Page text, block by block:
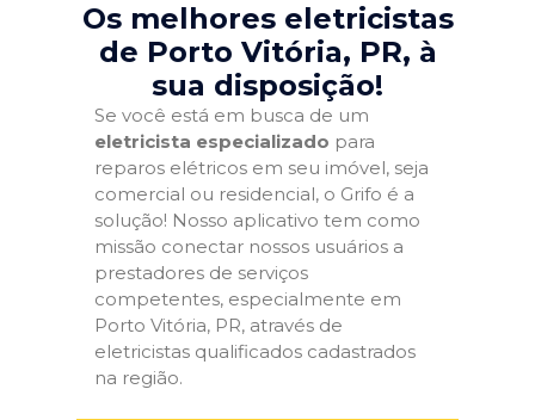
Os melhores eletricistas
de Porto Vitória, PR, à
sua disposição!
Se você está em busca de um
eletricista especializado para
reparos elétricos em seu imóvel, seja
comercial ou residencial, o Grifo é a
solução! Nosso aplicativo tem como
missão conectar nossos usuários a
prestadores de serviços
competentes, especialmente em
Porto Vitória, PR, através de
eletricistas qualificados cadastrados
na região.